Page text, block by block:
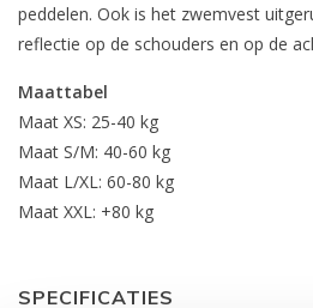
peddelen. Ook is het zwemvest
reflectie op de schouders en op de
Maattabel
Maat XS: 25-40 kg
Maat S/M: 40-60 kg
Maat L/XL: 60-80 kg
Maat XXL: +80 kg
SPECIFICATIES